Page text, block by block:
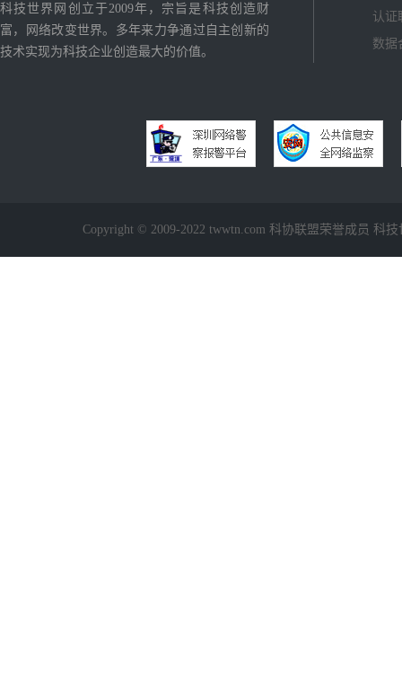
科技世界网创立于2009年，宗旨是科技创造财
富，网络改变世界。多年来力争通过自主创新的
技术实现为科技企业创造最大的价值。
认证
数据
Copyright © 2009-2022 twwtn.com 科协联盟荣誉成员 科